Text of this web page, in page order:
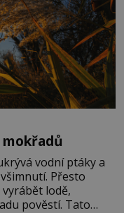
mokřadů
vodní ptáky a
Přesto
lodě,
pověstí. Tato